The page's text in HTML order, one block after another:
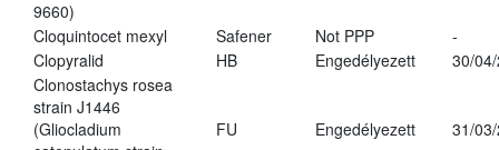
9660)
Cloquintocet mexyl Safener Not PPP
-
Clopyralid
HB Engedélyezett
30/
Clonostachys rosea
strain J1446
(Gliocladium
FU Engedélyezett 31/